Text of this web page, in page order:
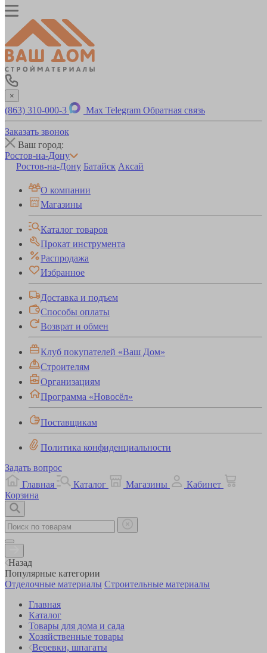
×
(863) 310-000-3 Max Telegram Обратная связь
Заказать звонок
Ваш город:
Ростов-на-Дону
Ростов-на-Дону Батайск Аксай
О компании
Магазины
Каталог товаров
Прокат инструмента
Распродажа
Избранное
Доставка и подъем
Способы оплаты
Возврат и обмен
Клуб покупателей «Ваш Дом»
Строителям
Организациям
Программа «Новосёл»
Поставщикам
Политика конфиденциальности
Задать вопрос
Главная
Каталог Магазины
Кабинет
Корзина
Назад
Популярные категории
Отделочные материалы Строительные материалы
Главная
Каталог
Товары для дома и сада
Хозяйственные товары
Веревки, шпагаты